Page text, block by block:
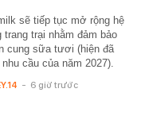
sẽ tiếp tục mở rộng hệ
trang trại nhằm đảm bảo
cung sữa tươi (hiện đã
cầu của năm 2027).
- 6 giờ trước